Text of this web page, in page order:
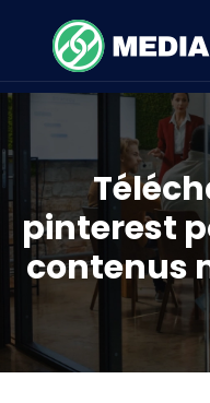
pinterest
contenus